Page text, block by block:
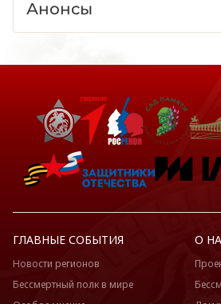
Анонсы
ГЛАВНЫЕ СОБЫТИЯ
Новости регионов
Бессмертный полк в мире
О